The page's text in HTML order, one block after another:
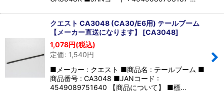
クエスト CA3048 (CA30/E6用) テールブーム
【メーカー直送になります】
[CA3048]
1,078円(税込)
定価: 1,540円
■メーカー : クエスト ■商品名 : テールブーム ■
商品番号 : CA3048 ■JANコード :
4549089751640 【商品について】 ■標…